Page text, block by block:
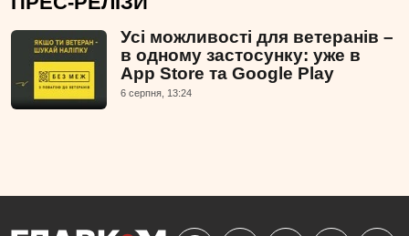
Усі можливості для ветеранів –
в одному застосунку: уже в
App Store та Google Play
6 серпня, 13:24